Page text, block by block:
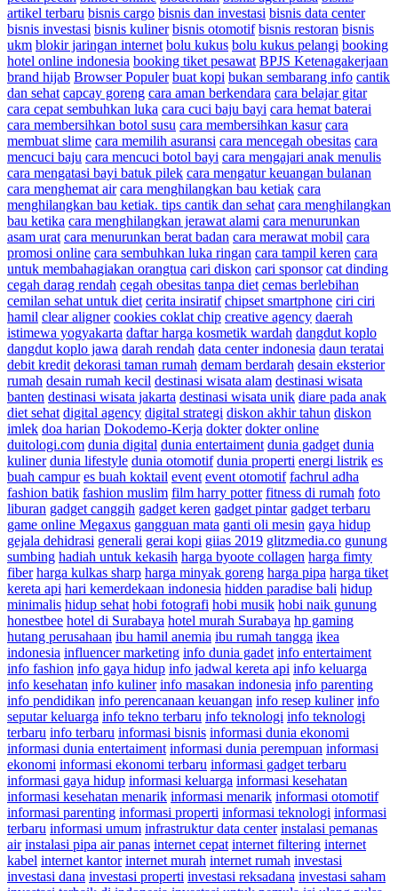
artikel terbaru bisnis cargo bisnis dan investasi bisnis data center
bisnis investasi bisnis kuliner bisnis otomotif bisnis restoran bisnis
ukm blokir jaringan internet bolu kukus bolu kukus pelangi booking
hotel online indonesia booking tiket pesawat BPJS Ketenagakerjaan
brand hijab Browser Populer buat kopi bukan sembarang info cantik
dan sehat capcay goreng cara aman berkendara cara belajar gitar
cara cepat sembuhkan luka cara cuci baju bayi cara hemat baterai
cara membersihkan botol susu cara membersihkan kasur cara
membuat slime cara memilih asuransi cara mencegah obesitas cara
mencuci baju cara mencuci botol bayi cara mengajari anak menulis
cara mengatasi bayi batuk pilek cara mengatur keuangan bulanan
cara menghemat air cara menghilangkan bau ketiak cara
menghilangkan bau ketiak. tips cantik dan sehat cara menghilangkan
bau ketika cara menghilangkan jerawat alami cara menurunkan
asam urat cara menurunkan berat badan cara merawat mobil cara
promosi online cara sembuhkan luka ringan cara tampil keren cara
untuk membahagiakan orangtua cari diskon cari sponsor cat dinding
cegah darag rendah cegah obesitas tanpa diet cemas berlebihan
cemilan sehat untuk diet cerita insiratif chipset smartphone ciri ciri
hamil clear aligner cookies coklat chip creative agency daerah
istimewa yogyakarta daftar harga kosmetik wardah dangdut koplo
dangdut koplo jawa darah rendah data center indonesia daun teratai
debit kredit dekorasi taman rumah demam berdarah desain eksterior
rumah desain rumah kecil destinasi wisata alam destinasi wisata
banten destinasi wisata jakarta destinasi wisata unik diare pada anak
diet sehat digital agency digital strategi diskon akhir tahun diskon
imlek doa harian Dokodemo-Kerja dokter dokter online
duitologi.com dunia digital dunia entertaiment dunia gadget dunia
kuliner dunia lifestyle dunia otomotif dunia properti energi listrik es
buah campur es buah koktail event event otomotif fachrul adha
fashion batik fashion muslim film harry potter fitness di rumah foto
liburan gadget canggih gadget keren gadget pintar gadget terbaru
game online Megaxus gangguan mata ganti oli mesin gaya hidup
gejala dehidrasi generali gerai kopi giias 2019 glitzmedia.co gunung
sumbing hadiah untuk kekasih harga byoote collagen harga fimty
fiber harga kulkas sharp harga minyak goreng harga pipa harga tiket
kereta api hari kemerdekaan indonesia hidden paradise bali hidup
minimalis hidup sehat hobi fotografi hobi musik hobi naik gunung
honestbee hotel di Surabaya hotel murah Surabaya hp gaming
hutang perusahaan ibu hamil anemia ibu rumah tangga ikea
indonesia influencer marketing info dunia gadet info entertaiment
info fashion info gaya hidup info jadwal kereta api info keluarga
info kesehatan info kuliner info masakan indonesia info parenting
info pendidikan info perencanaan keuangan info resep kuliner info
seputar keluarga info tekno terbaru info teknologi info teknologi
terbaru info terbaru informasi bisnis informasi dunia ekonomi
informasi dunia entertaiment informasi dunia perempuan informasi
ekonomi informasi ekonomi terbaru informasi gadget terbaru
informasi gaya hidup informasi keluarga informasi kesehatan
informasi kesehatan menarik informasi menarik informasi otomotif
informasi parenting informasi properti informasi teknologi informasi
terbaru informasi umum infrastruktur data center instalasi pemanas
air instalasi pipa air panas internet cepat internet filtering internet
kabel internet kantor internet murah internet rumah investasi
investasi dana investasi properti investasi reksadana investasi saham